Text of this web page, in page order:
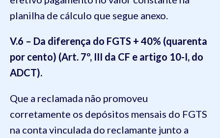
planilha de cálculo que segue anexo.
V.6 – Da diferença do FGTS + 40% (quarenta
por cento) (Art. 7º, III da CF e artigo 10-I, do
ADCT).
Que a reclamada não promoveu
corretamente os depósitos mensais do FGTS
na conta vinculada do reclamante junto a